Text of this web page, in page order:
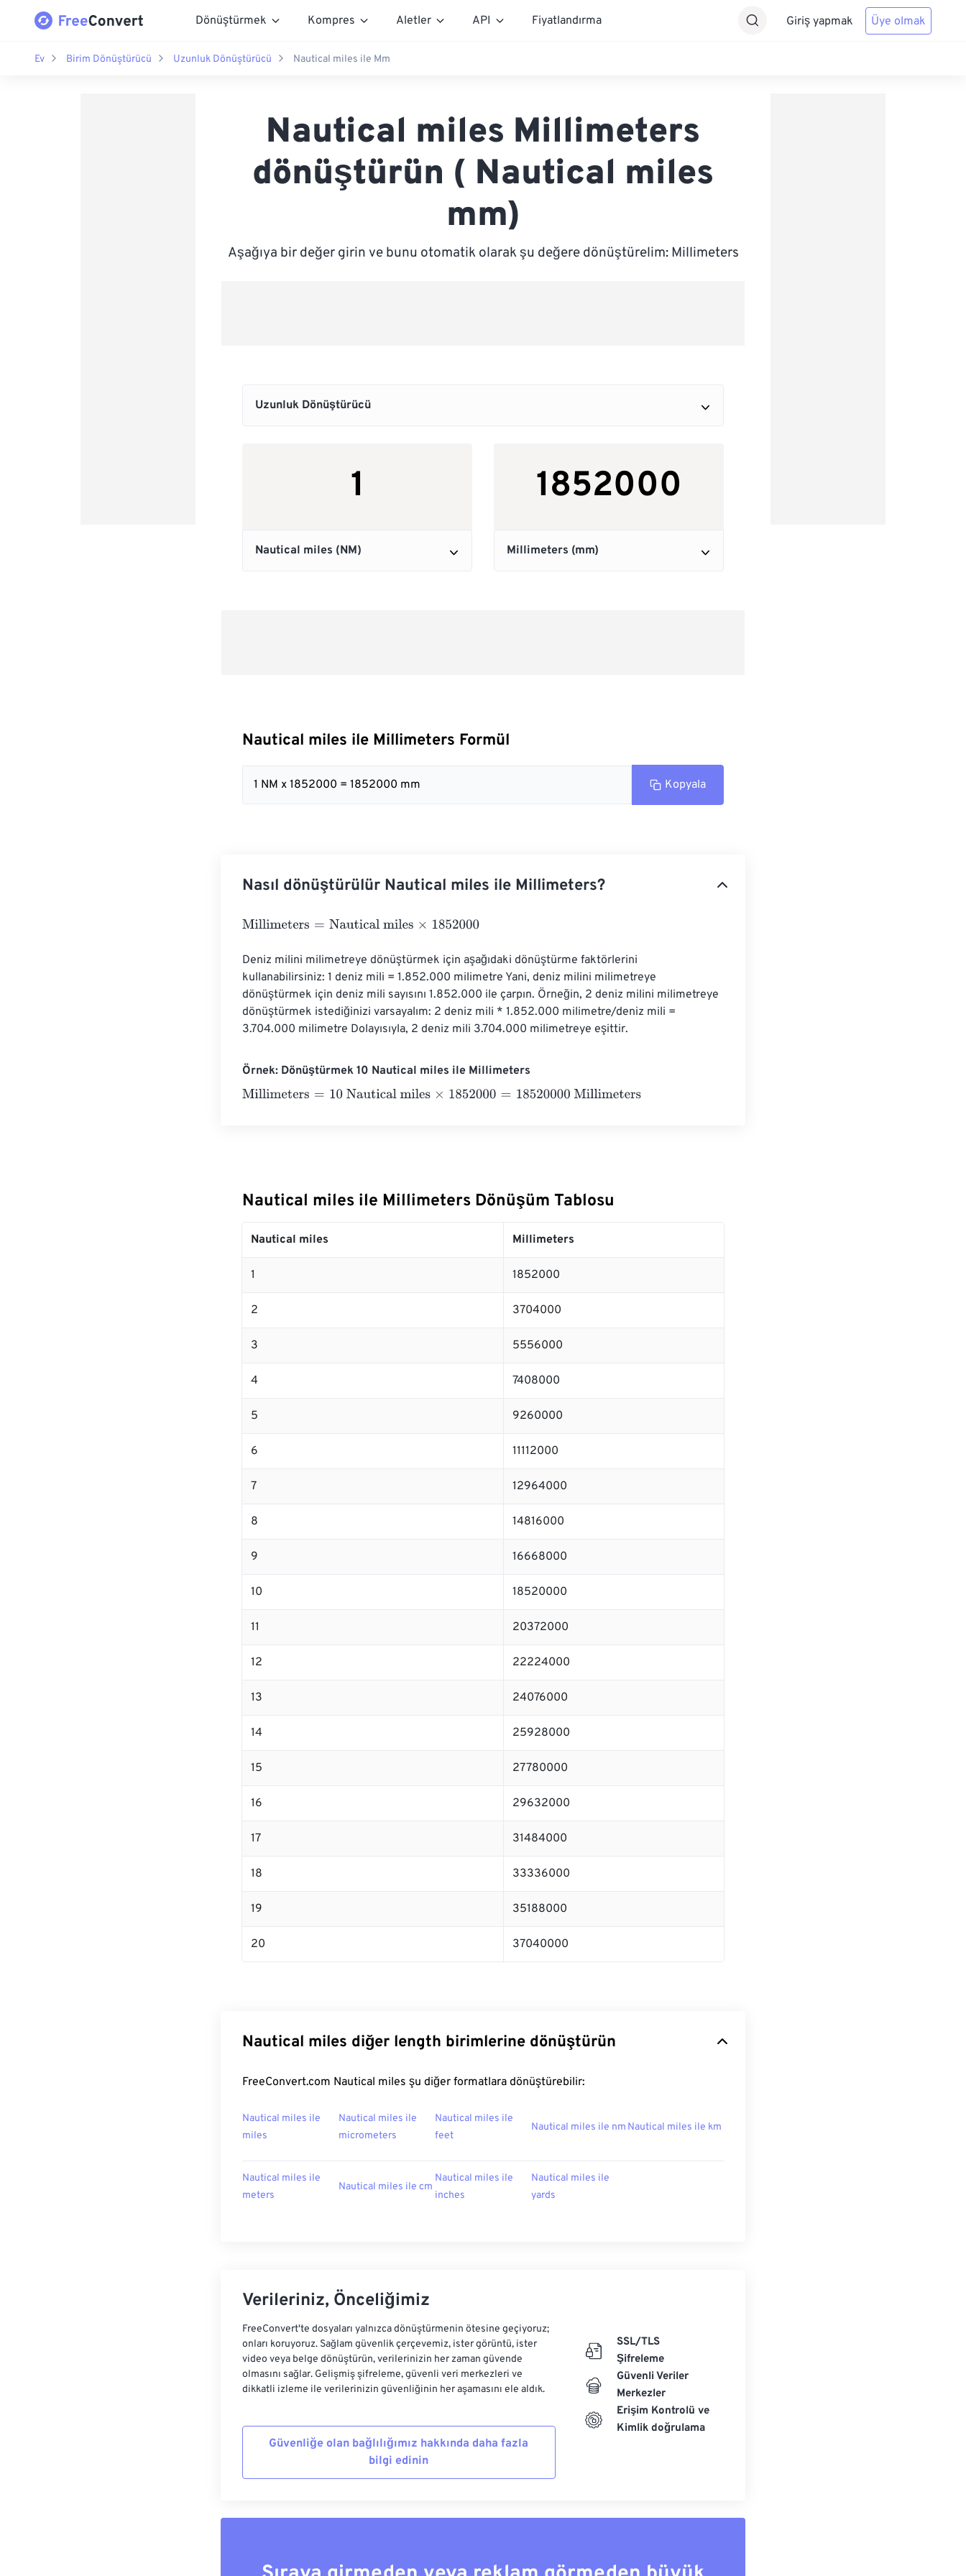
Dönüştürmek Kompres Aletler API Fiyatlandırma Giriş yapmak Üye olmak
Ev Birim Dönüştürücü Uzunluk Dönüştürücü Nautical miles ile Mm
Nautical miles Millimeters
dönüştürün ( Nautical miles
mm)
Aşağıya bir değer girin ve bunu otomatik olarak şu değere dönüştürelim: Millimeters
Nautical miles ile Millimeters Formül
1 NM x 1852000 = 1852000 mm Kopyala
Nasıl dönüştürülür Nautical miles ile Millimeters?
Millimeters=Nautical miles ×1852000
Deniz milini milimetreye dönüştürmek için aşağıdaki dönüştürme faktörlerini
kullanabilirsiniz: 1 deniz mili = 1.852.000 milimetre Yani, deniz milini milimetreye
dönüştürmek için deniz mili sayısını 1.852.000 ile çarpın. Örneğin, 2 deniz milini milimetreye
dönüştürmek istediğinizi varsayalım: 2 deniz mili * 1.852.000 milimetre/deniz mili =
3.704.000 milimetre Dolayısıyla, 2 deniz mili 3.704.000 milimetreye eşittir.
Örnek: Dönüştürmek 10 Nautical miles ile Millimeters
Millimeters=10 Nautical miles×1852000 =18520000 Millimeters
Nautical miles ile Millimeters Dönüşüm Tablosu
Nautical miles Millimeters
1 1852000
2 3704000
3 5556000
4 7408000
5 9260000
6 11112000
7 12964000
8 14816000
9 16668000
10 18520000
11 20372000
12 22224000
13 24076000
14 25928000
15 27780000
16 29632000
17 31484000
18 33336000
19 35188000
20 37040000
Nautical miles diğer length birimlerine dönüştürün
FreeConvert.com Nautical miles şu diğer formatlara dönüştürebilir:
Nautical miles ile
miles
Nautical miles ile
micrometers
Nautical miles ile
feet
Nautical miles ile nm Nautical miles ile km
Nautical miles ile
meters
Nautical miles ile cm
Nautical miles ile
inches
Nautical miles ile
yards
Verileriniz, Önceliğimiz
FreeConvert'te dosyaları yalnızca dönüştürmenin ötesine geçiyoruz;
onları koruyoruz. Sağlam güvenlik çerçevemiz, ister görüntü, ister
video veya belge dönüştürün, verilerinizin her zaman güvende
olmasını sağlar. Gelişmiş şifreleme, güvenli veri merkezleri ve
dikkatli izleme ile verilerinizin güvenliğinin her aşamasını ele aldık.
Güvenliğe olan bağlılığımız hakkında daha fazla
bilgi edinin
SSL/TLS
Şifreleme
Güvenli Veriler
Merkezler
Erişim Kontrolü ve
Kimlik doğrulama